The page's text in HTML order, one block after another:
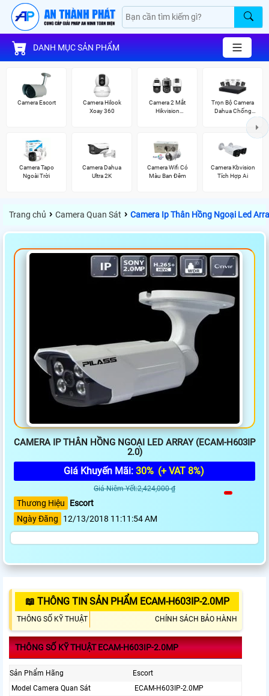
DANH MỤC SẢN PHẨM
Camera Escort
Camera Hilook
Xoay 360
Camera 2 Mắt
Hikvision
Trọn Bộ Camera
Dahua Chống
Camera Tapo
Ngoài Trời
Camera Dahua
Ultra 2K
Camera Wifi Có
Màu Ban Đêm
Camera Kbvision
Tích Hợp Ai
Trang chủ › Camera Quan Sát › Camera Ip Thân Hồng Ngoại Led
CAMERA IP THÂN HỒNG NGOẠI LED ARRAY (ECAM-H603IP
2.0)
Giá Khuyến Mãi: 30% (+ VAT 8%)
Giá Niêm Yết:2,424,000 ₫
Thương Hiệu
Escort
Ngày Đăng
12/13/2018 11:11:54 AM
📖 THÔNG TIN SẢN PHẨM ECAM-H603IP-2.0MP
THÔNG SỐ KỸ THUẬT CHÍNH SÁCH BẢO HÀNH
THÔNG SỐ KỸ THUẬT ECAM-H603IP-2.0MP
Sản Phẩm Hãng
Escort
Model Camera Quan Sát
ECAM-H603IP-2.0MP